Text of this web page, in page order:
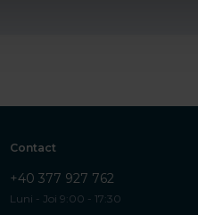
Contact
+40 377 927 762
Luni - Joi 9:00 - 17:30